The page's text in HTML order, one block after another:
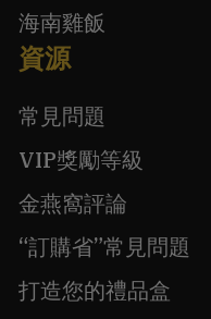
海南雞飯
資源
常見問題
VIP獎勵等級
金燕窩評論
“訂購省”常見問題
打造您的禮品盒